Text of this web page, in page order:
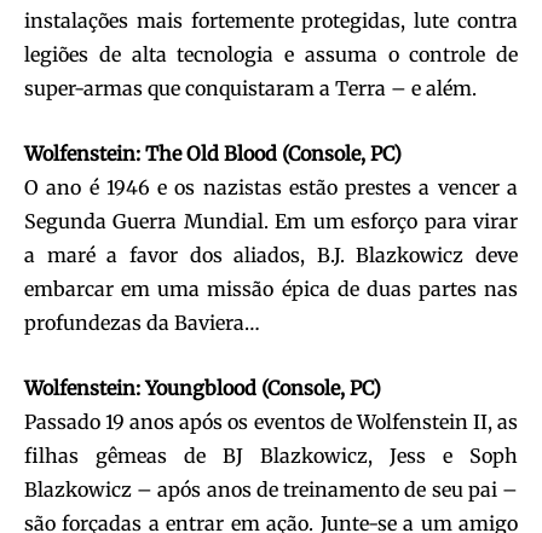
instalações mais fortemente protegidas, lute contra
legiões de alta tecnologia e assuma o controle de
super-armas que conquistaram a Terra – e além.
Wolfenstein: The Old Blood (Console, PC)
O ano é 1946 e os nazistas estão prestes a vencer a
Segunda Guerra Mundial. Em um esforço para virar
a maré a favor dos aliados, B.J. Blazkowicz deve
embarcar em uma missão épica de duas partes nas
profundezas da Baviera…
Wolfenstein: Youngblood (Console, PC)
Passado 19 anos após os eventos de Wolfenstein II, as
filhas gêmeas de BJ Blazkowicz, Jess e Soph
Blazkowicz – após anos de treinamento de seu pai –
são forçadas a entrar em ação. Junte-se a um amigo